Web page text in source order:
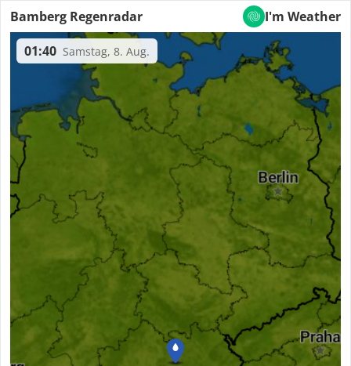
Bamberg Regenradar
I'm Weather
01:45 Samstag, 8. Aug.